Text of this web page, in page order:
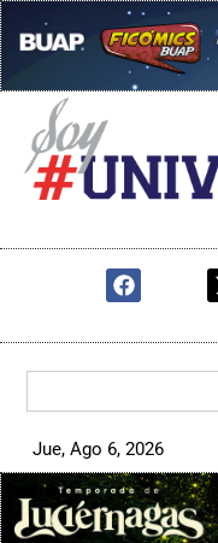
Jue, Ago 6, 2026